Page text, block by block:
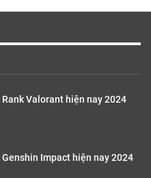
Valorant hiện nay 2024
Impact hiện nay 2024